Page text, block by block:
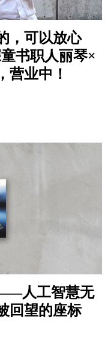
，可以放心
书职人丽琴×
营业中！
人工智慧无
回望的座标